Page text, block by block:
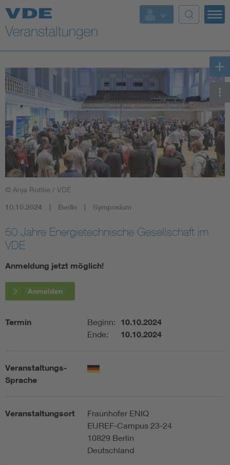
Top Themen
Fokusthemen
AI & Digital Trust
Health
Mobility
Assisted Living
Functional safety
© Anja Rottke / VDE
10.10.2024 Berlin Symposium
50 Jahre Energietechnische Gesellschaft im
VDE
Anmeldung jetzt möglich!
Anmelden
Termin Beginn: 10.10.2024
Ende: 10.10.2024
Veranstaltungs-
Sprache
Veranstaltungsort
Fraunhofer ENIQ
EUREF-Campus 23-24
10829 Berlin
Deutschland